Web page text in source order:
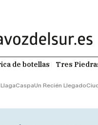
de botellas Tres
CaspaUn Recién Llegado